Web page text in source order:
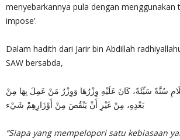
menyebarkannya pula dengan menggunakan
impose’.
Dalam hadith dari Jarir bin Abdillah
SAW bersabda,
سُنَّةً سَيِّئَةً، كَانَ عَلَيْهِ وِزْرُهَا وَوِزْرُ مَنْ عَمِلَ بِهَا مِنْ
بَعْدِهِ، مِنْ غَيْرِ أَنْ يَنْقُصَ مِنْ أَوْزَارِهِمْ شَيْء
“Siapa yang mempelopori satu kebiasaan